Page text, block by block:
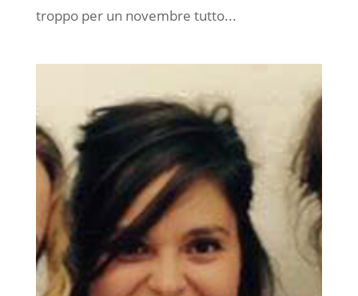
troppo per un novembre tutto...